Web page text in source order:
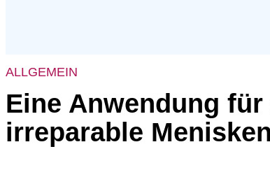
ALLGEMEIN
Eine Anwendung
irreparable